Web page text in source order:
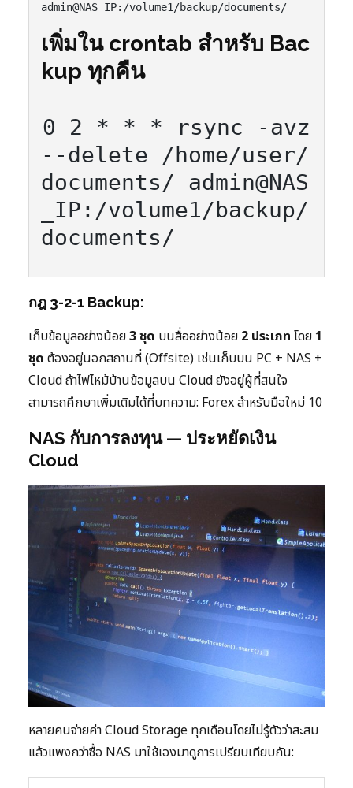
admin@NAS_IP:/volume1/backup/documents/
เพิ่มใน crontab สำหรับ Bac
kup ทุกคืน
0 2 * * * rsync -avz
--delete /home/user/
documents/ admin@NAS
_IP:/volume1/backup/
documents/
กฎ 3-2-1 Backup:
เก็บข้อมูลอย่างน้อย3 ชุด บนสื่ออย่างน้อย 2 ประเภท โดย 1
ชุด ต้องอยู่นอกสถานที่ (Offsite) เช่นเก็บบน PC + NAS +
Cloud ถ้าไฟไหม้บ้านข้อมูลบน Cloud ยังอยู่ผู้ที่สนใจ
สามารถศึกษาเพิ่มเติมได้ที่บทความ: Forex สำหรับมือใหม่ 10
NAS กับการลงทุน — ประหยัดเงิน
Cloud
หลายคนจ่ายค่า Cloud Storage ทุกเดือนโดยไม่รู้ตัวว่าสะสม
แล้วแพงกว่าซื้อ NAS มาใช้เองมาดูการเปรียบเทียบกัน: